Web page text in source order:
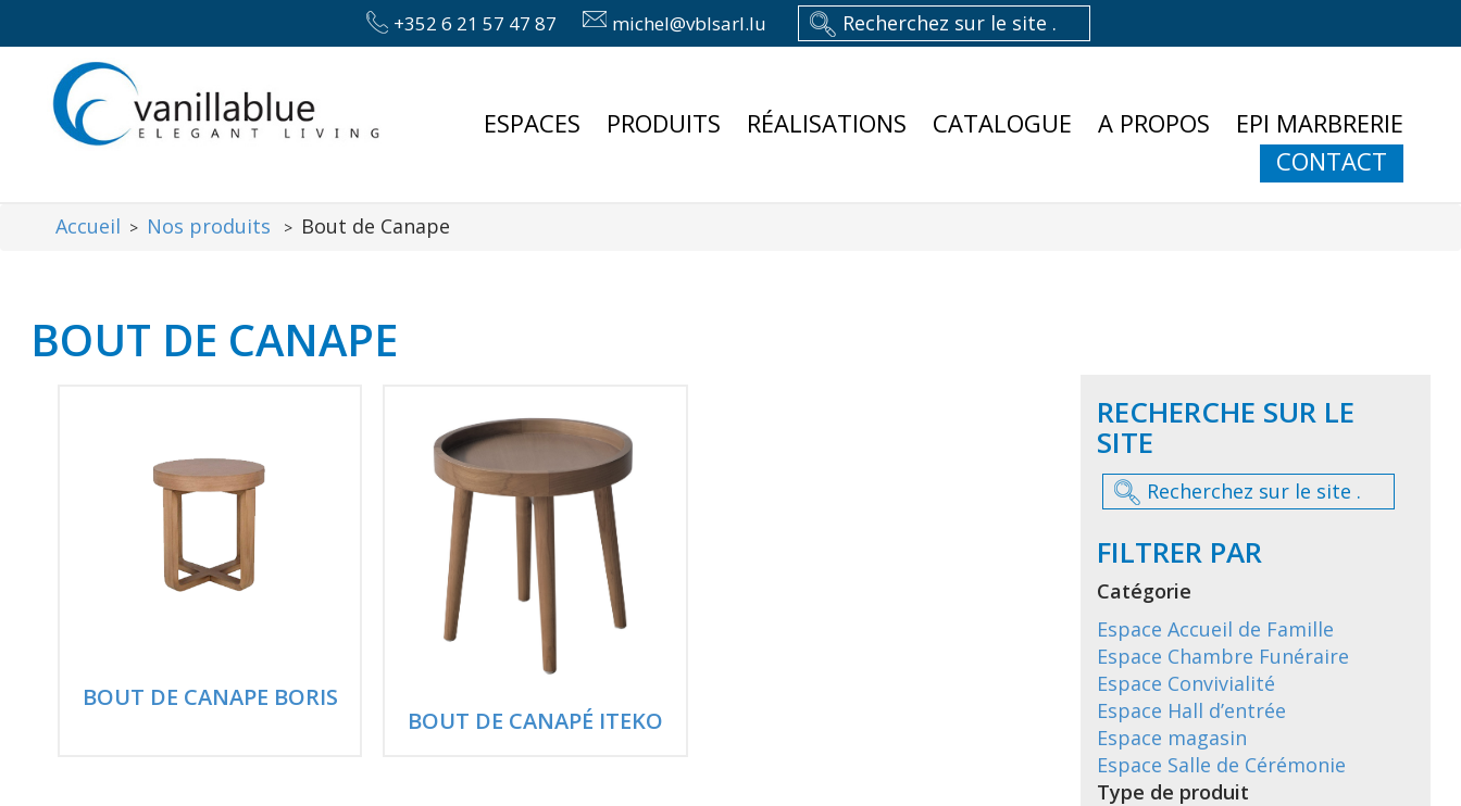
+352 6 21 57 47 87 michel@vblsarl.lu
ESPACES PRODUITS RÉALISATIONS CATALOGUE A PROPOS
EPI MARBRERIE
CONTACT
Accueil > Nos produits > Bout de Canape
BOUT DE CANAPE
RECHERCHE SUR LE
SITE
FILTRER PAR
Catégorie
Espace Accueil de Famille
Espace Chambre Funéraire
Espace Convivialité
Espace Hall d’entrée
Espace magasin
Espace Salle de Cérémonie
Type de produit
BOUT DE CANAPE BORIS
BOUT DE CANAPÉ ITEKO